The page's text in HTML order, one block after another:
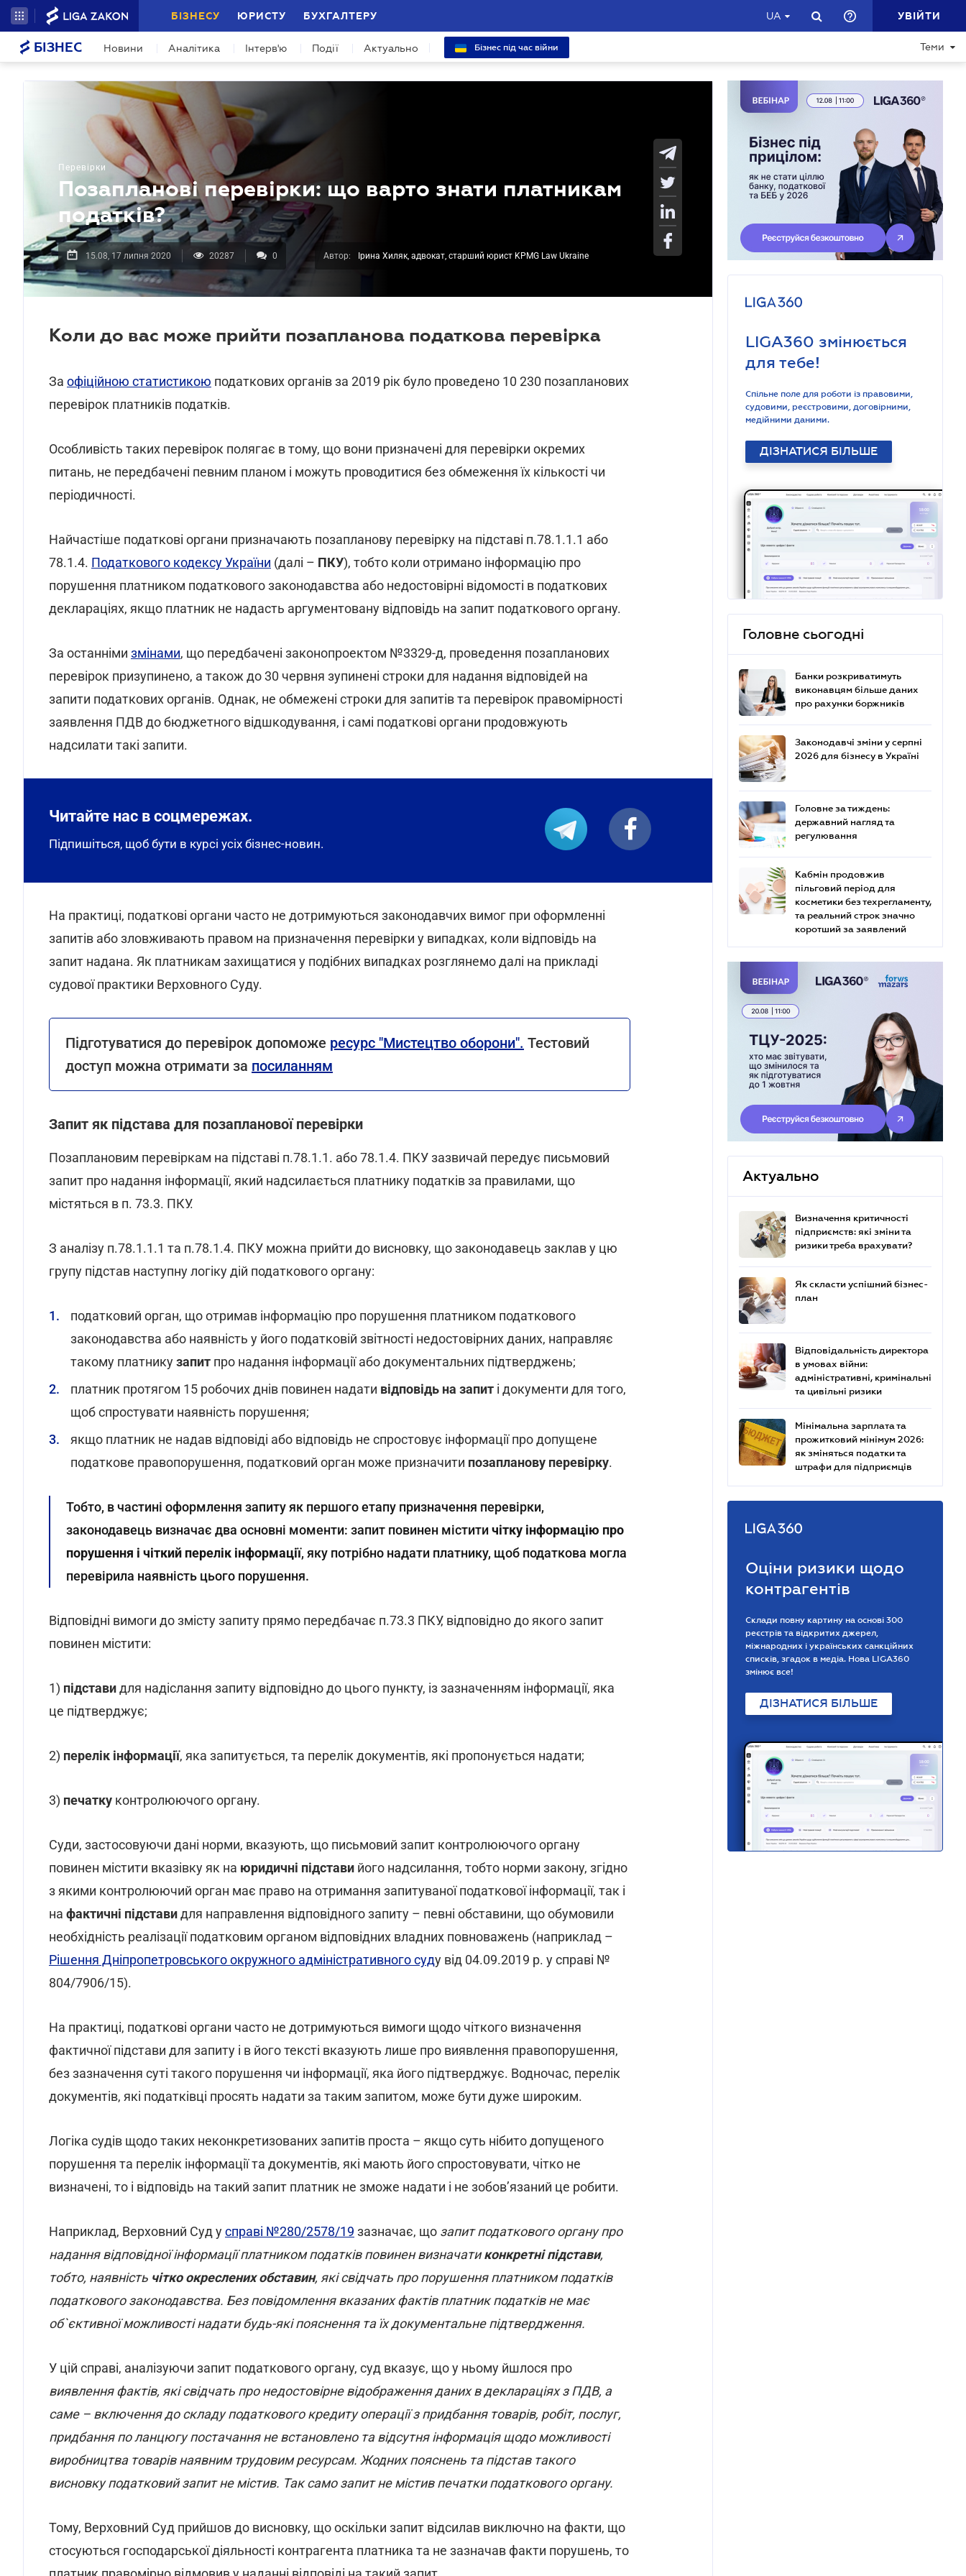
БІЗНЕСУ ЮРИСТУ БУХГАЛТЕРУ UA УВІЙТИ
БІЗНЕС Новини Аналітика Інтерв'ю Події Актуально Бізнес під час війни Теми
Перевірки
Позапланові перевірки: що варто знати платникам
податків?
15.08, 17 липня 2020 20287 0 Автор: Ірина Хиляк, адвокат, старший юрист KPMG Law Ukraine
Коли до вас може прийти позапланова податкова перевірка
За офіційною статистикою податкових органів за 2019 рік було проведено 10 230 позапланових
перевірок платників податків.
Особливість таких перевірок полягає в тому, що вони призначені для перевірки окремих
питань, не передбачені певним планом і можуть проводитися без обмеження їх кількості чи
періодичності.
Найчастіше податкові органи призначають позапланову перевірку на підставі п.78.1.1.1 або
78.1.4. Податкового кодексу України (далі – ПКУ), тобто коли отримано інформацію про
порушення платником податкового законодавства або недостовірні відомості в податкових
деклараціях, якщо платник не надасть аргументовану відповідь на запит податкового органу.
За останніми змінами, що передбачені законопроектом №3329-д, проведення позапланових
перевірок призупинено, а також до 30 червня зупинені строки для надання відповідей на
запити податкових органів. Однак, не обмежені строки для запитів та перевірок правомірності
заявлення ПДВ до бюджетного відшкодування, і самі податкові органи продовжують
надсилати такі запити.
Читайте нас в соцмережах.
Підпишіться, щоб бути в курсі усіх бізнес-новин.
На практиці, податкові органи часто не дотримуються законодавчих вимог при оформленні
запитів або зловживають правом на призначення перевірки у випадках, коли відповідь на
запит надана. Як платникам захищатися у подібних випадках розглянемо далі на прикладі
судової практики Верховного Суду.
Підготуватися до перевірок допоможе ресурс "Мистецтво оборони". Тестовий
доступ можна отримати за посиланням
Запит як підстава для позапланової перевірки
Позаплановим перевіркам на підставі п.78.1.1. або 78.1.4. ПКУ зазвичай передує письмовий
запит про надання інформації, який надсилається платнику податків за правилами, що
містяться в п. 73.3. ПКУ.
З аналізу п.78.1.1.1 та п.78.1.4. ПКУ можна прийти до висновку, що законодавець заклав у цю
групу підстав наступну логіку дій податкового органу:
податковий орган, що отримав інформацію про порушення платником податкового
законодавства або наявність у його податковій звітності недостовірних даних, направляє
такому платникузапит про надання інформації або документальних підтверджень;
платник протягом 15 робочих днів повинен надати відповідь на запит і документи для того,
щоб спростувати наявність порушення;
якщо платник не надав відповіді або відповідь не спростовує інформації про допущене
податкове правопорушення, податковий орган може призначити позапланову перевірку.
Тобто, в частині оформлення запиту як першого етапу призначення перевірки,
законодавець визначає два основні моменти: запит повинен міститичітку інформацію про
порушення і чіткий перелік інформації, яку потрібно надати платнику, щоб податкова могла
перевірила наявність цього порушення.
Відповідні вимоги до змісту запиту прямо передбачає п.73.3 ПКУ, відповідно до якого запит
повинен містити:
1) підставидля надіслання запиту відповідно до цього пункту, із зазначенням інформації, яка
це підтверджує;
2) перелік інформації, яка запитується, та перелік документів, які пропонується надати;
3) печатку контролюючого органу.
Суди, застосовуючи дані норми, вказують, що письмовий запит контролюючого органу
повинен містити вказівку як на юридичні підстави його надсилання, тобто норми закону, згідно
з якими контролюючий орган має право на отримання запитуваної податкової інформації, так і
на фактичні підставидля направлення відповідного запиту – певні обставини, що обумовили
необхідність реалізації податковим органом відповідних владних повноважень (наприклад –
Рішення Дніпропетровського окружного адміністративного суду від 04.09.2019 р. у справі №
804/7906/15).
На практиці, податкові органи часто не дотримуються вимоги щодо чіткого визначення
фактичної підстави для запиту і в його тексті вказують лише про виявлення правопорушення,
без зазначення суті такого порушення чи інформації, яка його підтверджує. Водночас, перелік
документів, які податківці просять надати за таким запитом, може бути дуже широким.
Логіка судів щодо таких неконкретизованих запитів проста – якщо суть нібито допущеного
порушення та перелік інформації та документів, які мають його спростовувати, чітко не
визначені, то і відповідь на такий запит платник не зможе надати і не зобов’язаний це робити.
Наприклад, Верховний Суд усправі №280/2578/19 зазначає, що запит податкового органу про
надання відповідної інформації платником податків повинен визначатиконкретні підстави,
тобто, наявність чітко окреслених обставин, які свідчать про порушення платником податків
податкового законодавства. Без повідомлення вказаних фактів платник податків не має
об`єктивної можливості надати будь-які пояснення та їх документальне підтвердження.
У цій справі, аналізуючи запит податкового органу, суд вказує, що у ньому йшлося про
виявлення фактів, які свідчать про недостовірне відображення даних в деклараціях з ПДВ, а
саме – включення до складу податкового кредиту операції з придбання товарів, робіт, послуг,
придбання по ланцюгу постачання не встановлено та відсутня інформація щодо можливості
виробництва товарів наявним трудовим ресурсам. Жодних пояснень та підстав такого
висновку податковий запит не містив. Так само запит не містив печатки податкового органу.
Тому, Верховний Суд прийшов до висновку, що оскільки запит відсилав виключно на факти, що
стосуються господарської діяльності контрагента платника та не зазначав факти порушень, то
LIGA360 змінюється
для тебе!
Спільне поле для роботи із правовими,
судовими, реєстровими, договірними,
медійними даними.
ДІЗНАТИСЯ БІЛЬШЕ
Головне сьогодні
Банки розкриватимуть
виконавцям більше даних
про рахунки боржників
Законодавчі зміни у серпні
2026 для бізнесу в Україні
Головне за тиждень:
державний нагляд та
регулювання
Кабмін продовжив
пільговий період для
косметики без техрегламенту,
та реальний строк значно
коротший за заявлений
Актуально
Визначення критичності
підприємств: які зміни та
ризики треба врахувати?
Як скласти успішний бізнес-
план
Відповідальність директора
в умовах війни:
адміністративні, кримінальні
та цивільні ризики
Мінімальна зарплата та
прожитковий мінімум 2026:
як зміняться податки та
штрафи для підприємців
Оціни ризики щодо
контрагентів
Склади повну картину на основі 300
реєстрів та відкритих джерел,
міжнародних і українських санкційних
списків, згадок в медіа. Нова LIGA360
змінює все!
ДІЗНАТИСЯ БІЛЬШЕ